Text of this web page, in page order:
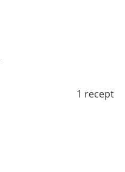
1 recept